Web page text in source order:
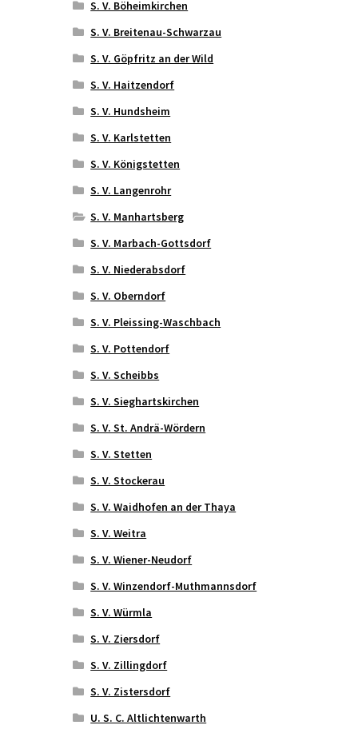
S. V. Böheimkirchen
S. V. Breitenau-Schwarzau
S. V. Göpfritz an der Wild
S. V. Haitzendorf
S. V. Hundsheim
S. V. Karlstetten
S. V. Königstetten
S. V. Langenrohr
S. V. Manhartsberg
S. V. Marbach-Gottsdorf
S. V. Niederabsdorf
S. V. Oberndorf
S. V. Pleissing-Waschbach
S. V. Pottendorf
S. V. Scheibbs
S. V. Sieghartskirchen
S. V. St. Andrä-Wördern
S. V. Stetten
S. V. Stockerau
S. V. Waidhofen an der Thaya
S. V. Weitra
S. V. Wiener-Neudorf
S. V. Winzendorf-Muthmannsdorf
S. V. Würmla
S. V. Ziersdorf
S. V. Zillingdorf
S. V. Zistersdorf
U. S. C. Altlichtenwarth